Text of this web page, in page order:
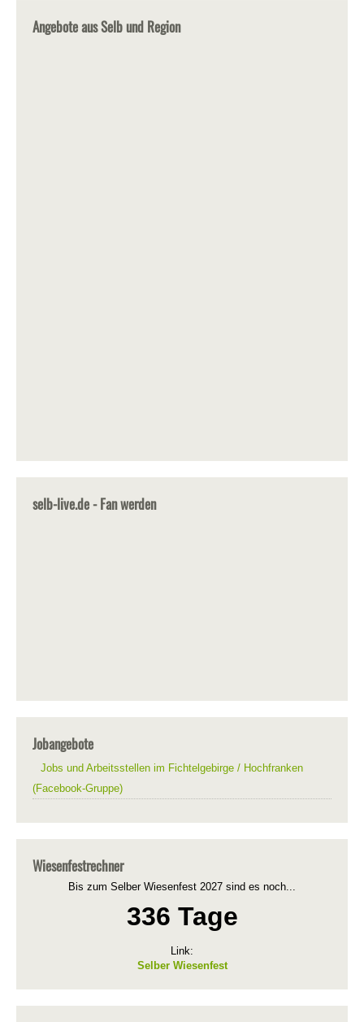
Angebote aus Selb und Region
selb-live.de - Fan werden
Jobangebote
Jobs und Arbeitsstellen im Fichtelgebirge / Hochfranken
(Facebook-Gruppe)
Wiesenfestrechner
Bis zum Selber Wiesenfest 2027 sind es noch...
336 Tage
Link:
Selber Wiesenfest